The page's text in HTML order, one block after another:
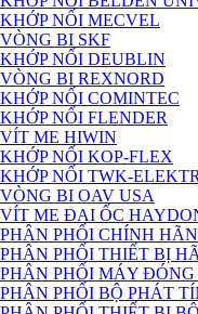
KHỚP NỐI MECVEL
VÒNG BI SKF
KHỚP NỐI DEUBLIN
VÒNG BI REXNORD
KHỚP NỐI COMINTEC
KHỚP NỐI FLENDER
VÍT ME HIWIN
KHỚP NỐI KOP-FLEX
KHỚP NỐI TWK-
VÒNG BI OAV USA
VÍT ME ĐAI ỐC
PHÂN PHỐI CHÍNH
PHÂN PHỐI THIẾT BỊ
PHÂN PHỐI MÁY
PHÂN PHỐI BỘ PHÁT